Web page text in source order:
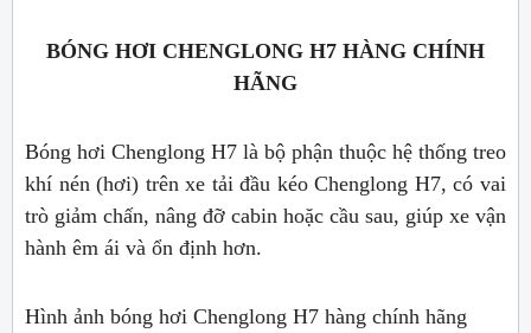
BÓNG HƠI CHENGLONG H7 HÀNG CHÍNH
HÃNG
Bóng hơi Chenglong H7 là bộ phận thuộc hệ thống treo
khí nén (hơi) trên xe tải đầu kéo Chenglong H7, có vai
trò giảm chấn, nâng đỡ cabin hoặc cầu sau, giúp xe vận
hành êm ái và ổn định hơn.
Hình ảnh bóng hơi Chenglong H7 hàng chính hãng